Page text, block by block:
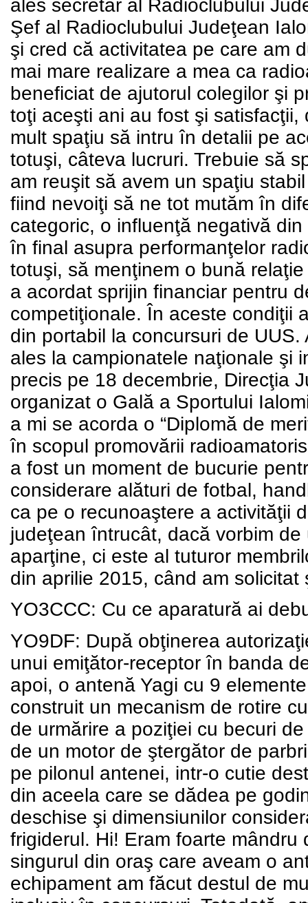
ales secretar al Radioclubului
Şef al Radioclubului Judeţean
şi cred că activitatea pe care am
mai mare realizare a mea ca
beneficiat de ajutorul colegilor şi
toţi aceşti ani au fost şi
mult spaţiu să intru în detalii pe
totuşi, câteva lucruri. Trebuie să
am reuşit să avem un spaţiu
fiind nevoiţi să ne tot mutăm în
categoric, o influenţă negativă
în final asupra performanţelor
totuşi, să menţinem o bună
a acordat sprijin financiar pentru
competiţionale. În aceste condiţii
din portabil la concursuri de
ales la campionatele naţionale şi
precis pe 18 decembrie, Direcţia
organizat o Gală a Sportului
a mi se acorda o “Diplomă de
în scopul promovării
a fost un moment de bucurie
considerare alături de fotbal,
ca pe o recunoaştere a activităţii
judeţean întrucât, dacă vorbim
aparţine, ci este al tuturor
din aprilie 2015, când am
YO3CCC: Cu ce aparatură ai
YO9DF: După obţinerea
unui emiţător-receptor în banda
apoi, o antenă Yagi cu 9
construit un mecanism de rotire
de urmărire a poziţiei cu becuri
de un motor de ştergător de
pe pilonul antenei, intr-o cutie
din aceela care se dădea pe
deschise şi dimensiunilor
frigiderul. Hi! Eram foarte
singurul din oraş care aveam o
echipament am făcut destul de